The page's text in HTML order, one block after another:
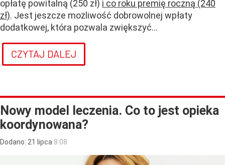
opłatę powitalną (250 zł) i co roku premię roczną (240
zł). Jest jeszcze możliwość dobrowolnej wpłaty
dodatkowej, która pozwala zwiększyć...
CZYTAJ DALEJ
Nowy model leczenia. Co to jest opieka
koordynowana?
Dodano: 21 lipca 8:08